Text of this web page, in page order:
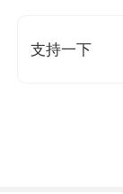
支持一下